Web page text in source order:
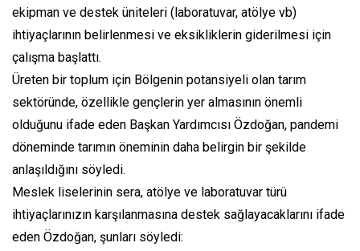
ekipman ve destek üniteleri (laboratuvar, atölye vb)
ihtiyaçlarının belirlenmesi ve eksikliklerin giderilmesi için
çalışma başlattı.
Üreten bir toplum için Bölgenin potansiyeli olan tarım
sektöründe, özellikle gençlerin yer almasının önemli
olduğunu ifade eden Başkan Yardımcısı Özdoğan, pandemi
döneminde tarımın öneminin daha belirgin bir şekilde
anlaşıldığını söyledi.
Meslek liselerinin sera, atölye ve laboratuvar türü
ihtiyaçlarınızın karşılanmasına destek sağlayacaklarını ifade
eden Özdoğan, şunları söyledi: